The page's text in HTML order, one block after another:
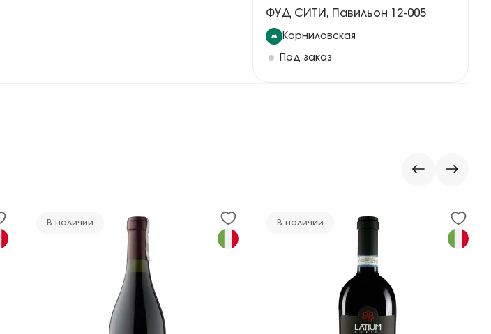
ФУД СИТИ, Павильон 12-005
Корниловская
Под заказ
В наличии В наличии